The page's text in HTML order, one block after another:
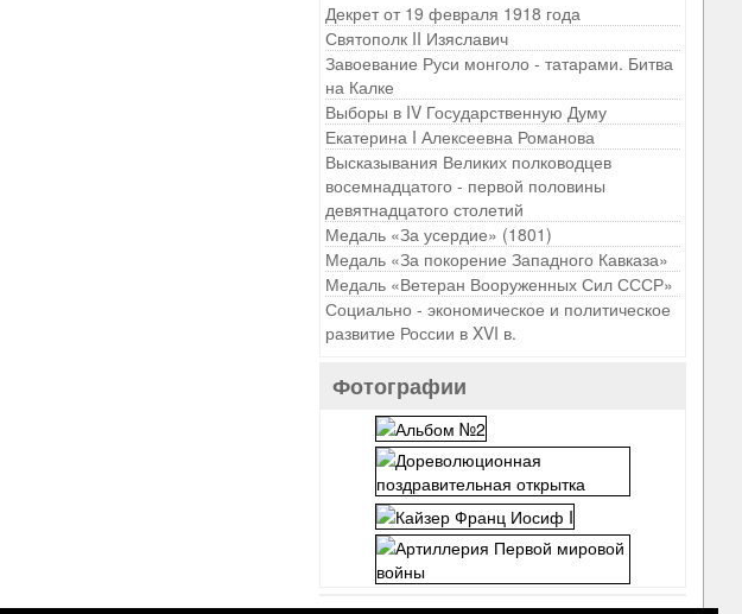
Декрет от 19 февраля 1918 года
Святополк II Изяславич
Завоевание Руси монголо - татарами. Битва
на Калке
Выборы в IV Государственную Думу
Екатерина I Алексеевна Романова
Высказывания Великих полководцев
восемнадцатого - первой половины
девятнадцатого столетий
Медаль «За усердие» (1801)
Медаль «За покорение Западного Кавказа»
Медаль «Ветеран Вооруженных Сил СССР»
Социально - экономическое и политическое
развитие России в XVI в.
Фотографии